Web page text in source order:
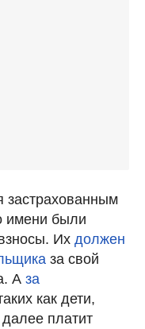
застрахованным
имени были
Их должен
за свой
А за
как дети,
платит